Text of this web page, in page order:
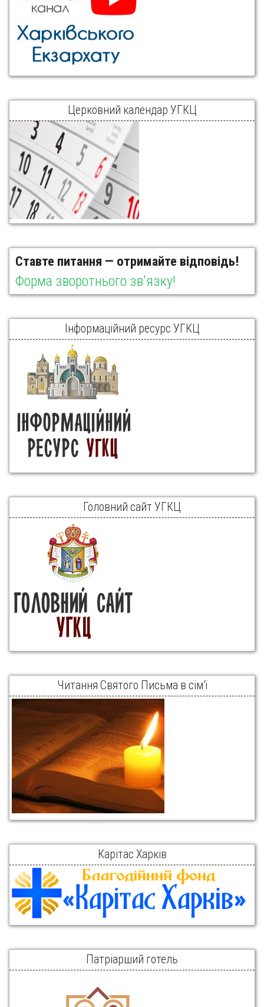
Церковний календар УГКЦ
Ставте питання — отримайте відповідь!
Форма зворотнього зв'язку!
Інформаційний ресурс УГКЦ
Головний сайт УГКЦ
Читання Святого Письма в сім’ї
Карітас Харків
Патріарший готель